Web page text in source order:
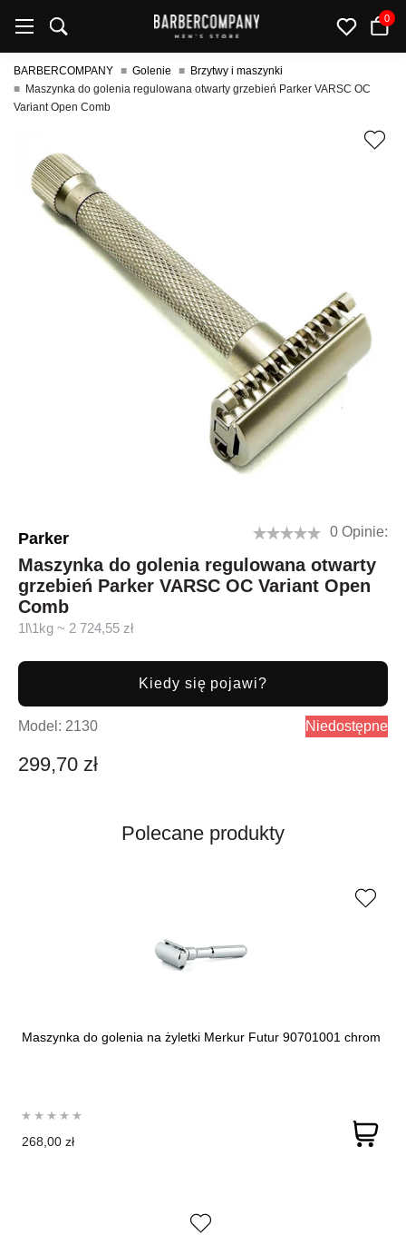
0
BARBERCOMPANY Golenie
Brzytwy i maszynki
Maszynka do golenia regulowana otwarty grzebień Parker VARSC OC
Variant Open Comb
Parker 0 Opinie:
Maszynka do golenia regulowana otwarty
grzebień Parker VARSC OC Variant Open
Comb
Niedostępne
Model: 2130
299,70 zł
1l\1kg ~ 2 724,55 zł
Kiedy się pojawi?
Polecane produkty
Maszynka do golenia na żyletki Merkur Futur 90701001 chrom
268,00 zł